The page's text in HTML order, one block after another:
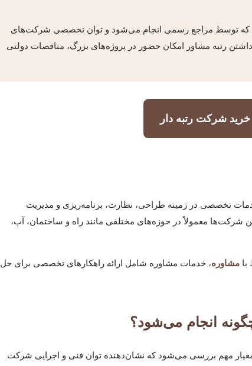
که توسط مراجع رسمی انجام می‌شود و توان تخصصی شرکت‌های
رتبه مشاور امکان حضور در پروژه‌های بزرگ، مناقصات دولتی
خرید شرکت رتبه دار
تخصصی در زمینه طراحی، نظارت، برنامه‌ریزی و مدیریت
شرکت‌ها معمولاً در حوزه‌های مختلفی مانند راه و ساختمان، آب،
مشاوره، خدمات مشاوره شامل ارائه راهکارهای تخصصی برای حل
انجام می‌شود؟
معیار مهم بررسی می‌شود که نشان‌دهنده توان فنی و اجرایی شرکت